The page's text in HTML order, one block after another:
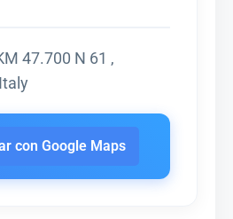
47.700 N 61 ,
con Google Maps